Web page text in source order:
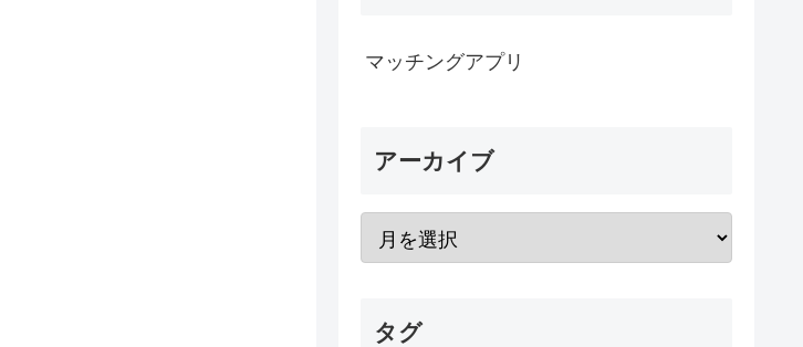
マッチングアプリ
アーカイブ
タグ